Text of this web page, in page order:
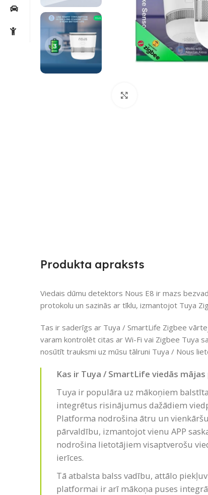
Produkta apraksts
Viedais dūmu detektors Nous E8 ir mazs
protokolu un sazinās ar tīklu, izmantojot Tuya
Tas ir saderīgs ar Tuya / SmartLife Zigbee
varam kontrolēt citas ar Wi-Fi vai Zigbee Tuya
nosūtīt trauksmi uz mūsu tālruni Tuya / Nous
Kas ir Tuya / SmartLife viedās
Tuya ir populāra uz mākoņiem
integrētus risinājumus dažādiem
Platforma nodrošina ātru un
pārvaldību, izmantojot vienu APP
nodrošina lietotājiem visaptverošu
ierīces.
Tā atbalsta balss vadību, attālo
platformai ir arī mākoņa puses